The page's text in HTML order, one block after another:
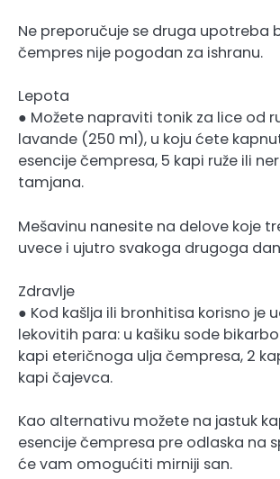
Ne preporučuje se druga upotreba
čempres nije pogodan za ishranu.
Lepota
● Možete napraviti tonik za lice od
lavande (250 ml), u koju ćete
esencije čempresa, 5 kapi ruže ili
tamjana.
Mešavinu nanesite na delove koje
uvece i ujutro svakoga drugoga
Zdravlje
● Kod kašlja ili bronhitisa korisno je
lekovitih para: u kašiku sode
kapi eteričnoga ulja čempresa, 2
kapi čajevca.
Kao alternativu možete na jastuk
esencije čempresa pre odlaska na
će vam omogućiti mirniji san.